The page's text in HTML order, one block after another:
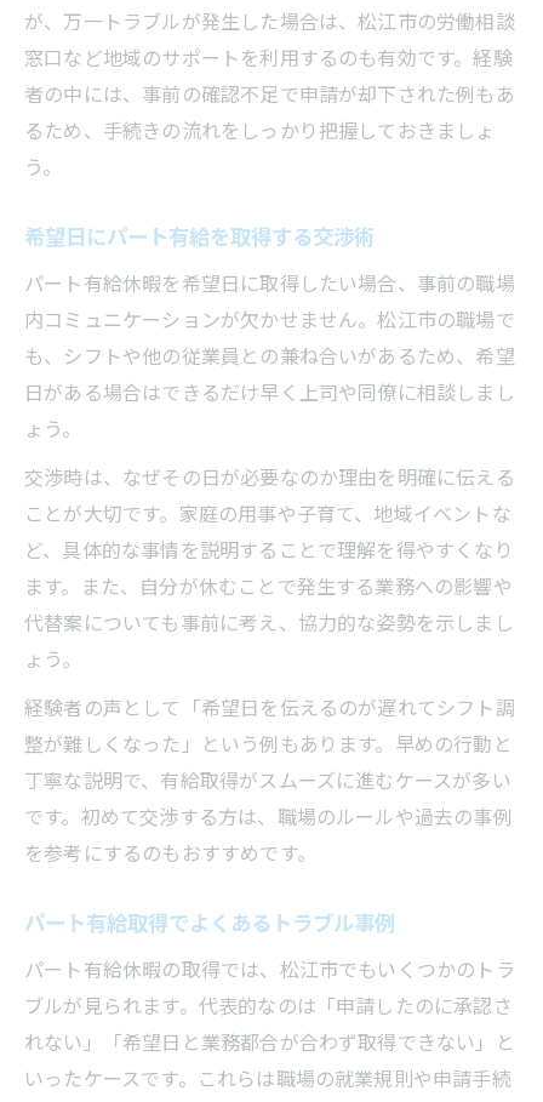
が、万一トラブルが発生した場合は、松江市の労働相談
窓口など地域のサポートを利用するのも有効です。経験
者の中には、事前の確認不足で申請が却下された例もあ
るため、手続きの流れをしっかり把握しておきましょ
う。
希望日にパート有給を取得する交渉術
パート有給休暇を希望日に取得したい場合、事前の職場
内コミュニケーションが欠かせません。松江市の職場で
も、シフトや他の従業員との兼ね合いがあるため、希望
日がある場合はできるだけ早く上司や同僚に相談しまし
ょう。
交渉時は、なぜその日が必要なのか理由を明確に伝える
ことが大切です。家庭の用事や子育て、地域イベントな
ど、具体的な事情を説明することで理解を得やすくなり
ます。また、自分が休むことで発生する業務への影響や
代替案についても事前に考え、協力的な姿勢を示しまし
ょう。
経験者の声として「希望日を伝えるのが遅れてシフト調
整が難しくなった」という例もあります。早めの行動と
丁寧な説明で、有給取得がスムーズに進むケースが多い
です。初めて交渉する方は、職場のルールや過去の事例
を参考にするのもおすすめです。
パート有給取得でよくあるトラブル事例
パート有給休暇の取得では、松江市でもいくつかのトラ
ブルが見られます。代表的なのは「申請したのに承認さ
れない」「希望日と業務都合が合わず取得できない」と
いったケースです。これらは職場の就業規則や申請手続